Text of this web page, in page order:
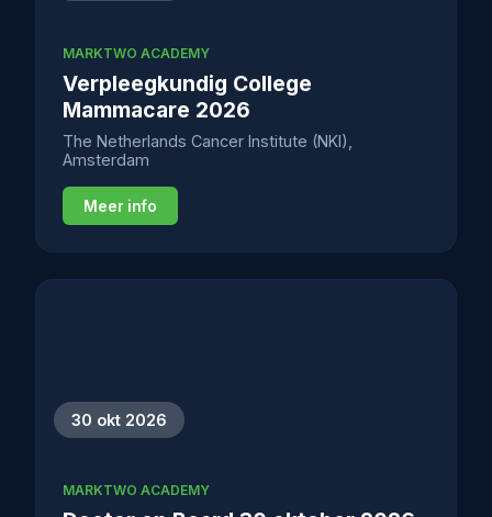
MARKTWO ACADEMY
Verpleegkundig College
Mammacare 2026
The Netherlands Cancer Institute (NKI),
Amsterdam
Meer info
30 okt 2026
MARKTWO ACADEMY